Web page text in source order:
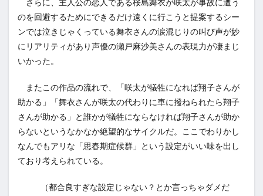
さらに、主人公の恋人である桜島舞衣が咲太が事故に遭う
のを回避するためにできるだけ遠くに行こうと提案するシー
ンでは泣きじゃくっている舞衣さんの涙混じりの叫び声が妙
にリアリティがあり声優の瀬戸麻沙美さんの表現力が凄まじ
いかった。
またこの作品の流れで、「咲太が犠牲になれば翔子さんが
助かる」「舞衣さんが咲太の代わりに車に撥ねられたら翔子
さんが助かる」と誰かが犠牲にならなければ翔子さんが助か
らないというなかなか絶望的なサイクルだ。ここでわりかし
なんでもアリな「思春期症候群」という設定がいい味を出し
ており考えられている。
（都合良すぎな設定じゃない？とか言っちゃダメだ